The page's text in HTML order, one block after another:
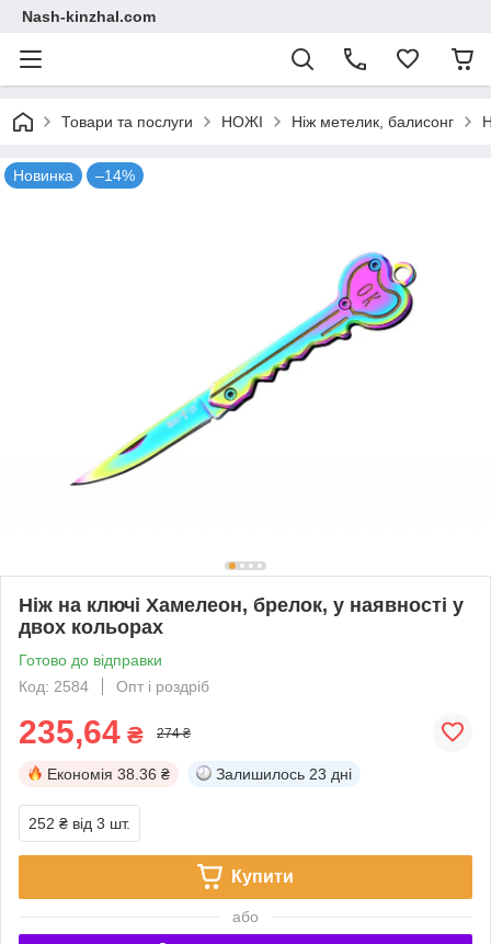
Nash-kinzhal.com
Товари та послуги НОЖІ Ніж метелик, балисонг
Новинка –14%
Ніж на ключі Хамелеон, брелок, у наявності у
двох кольорах
Готово до відправки
Код: 2584
Опт і роздріб
235,64 ₴ 274 ₴
Економія 38.36 ₴ Залишилось 23 дні
252 ₴ від 3 шт.
Купити
або